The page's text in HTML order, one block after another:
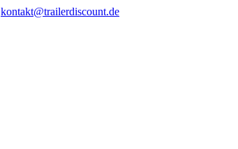
kontakt@trailerdiscount.de